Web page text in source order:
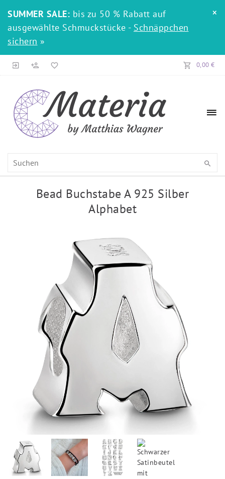
SUMMER SALE: bis zu 50 % Rabatt auf
ausgewählte Schmuckstücke - Schnäppchen
sichern »
×
0,00 €
Bead Buchstabe A 925 Silber
Alphabet